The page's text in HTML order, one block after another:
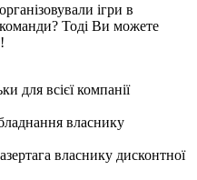
ігри в
команди? Тоді Ви можете
для всієї компанії
власнику
власнику дисконтної